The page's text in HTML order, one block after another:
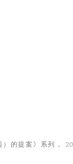
的提案》系列，